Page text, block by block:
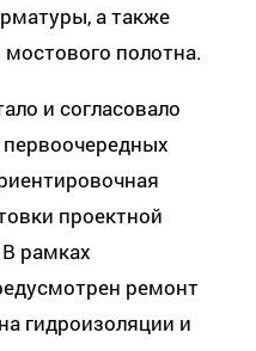
а также
полотна.
и согласовало
проектной
рамках
ремонт
гидроизоляции и